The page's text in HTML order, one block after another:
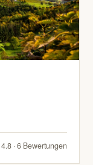
4.8 · 6 Bewertungen